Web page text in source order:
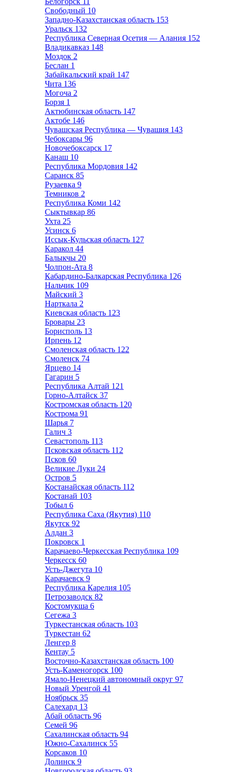
Свободный 10
Западно-Казахстанская область 153
Уральск 132
Республика Северная Осетия — Алания 152
Владикавказ 148
Моздок 2
Беслан 1
Забайкальский край 147
Чита 136
Могоча 2
Борзя 1
Актюбинская область 147
Актобе 146
Чувашская Республика — Чувашия 143
Чебоксары 96
Новочебоксарск 17
Канаш 10
Республика Мордовия 142
Саранск 85
Рузаевка 9
Темников 2
Республика Коми 142
Сыктывкар 86
Ухта 25
Усинск 6
Иссык-Кульская область 127
Каракол 44
Балыкчы 20
Чолпон-Ата 8
Кабардино-Балкарская Республика 126
Нальчик 109
Майский 3
Нарткала 2
Киевская область 123
Бровары 23
Борисполь 13
Ирпень 12
Смоленская область 122
Смоленск 74
Ярцево 14
Гагарин 5
Республика Алтай 121
Горно-Алтайск 37
Костромская область 120
Кострома 91
Шарья 7
Галич 3
Севастополь 113
Псковская область 112
Псков 60
Великие Луки 24
Остров 5
Костанайская область 112
Костанай 103
Тобыл 6
Республика Саха (Якутия) 110
Якутск 92
Алдан 3
Покровск 1
Карачаево-Черкесская Республика 109
Черкесск 60
Усть-Джегута 10
Карачаевск 9
Республика Карелия 105
Петрозаводск 82
Костомукша 6
Сегежа 3
Туркестанская область 103
Туркестан 62
Ленгер 8
Кентау 5
Восточно-Казахстанская область 100
Усть-Каменогорск 100
Ямало-Ненецкий автономный округ 97
Новый Уренгой 41
Ноябрьск 35
Салехард 13
Абай область 96
Семей 96
Сахалинская область 94
Южно-Сахалинск 55
Корсаков 10
Долинск 9